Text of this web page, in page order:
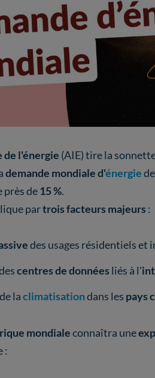
l'énergie (AIE) tire la
demande mondiale d'énergie
près de15 %.
partrois facteurs majeurs :
des usages résidentiels et
centres de données liés à l'
laclimatisationdans les pays
mondialeconnaîtra une
: